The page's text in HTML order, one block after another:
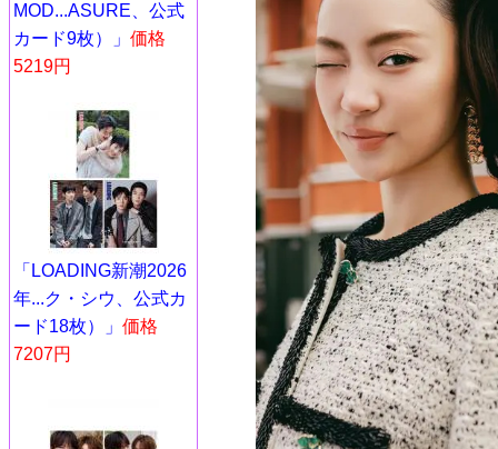
MOD...ASURE、公式
カード9枚）」 価格
5219円
「LOADING新潮2026
年...ク・シウ、公式カ
ード18枚）」 価格
7207円